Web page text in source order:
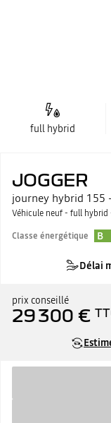
full hybrid
JOGGER
journey hybrid 155
Véhicule neuf - full
Classe énergétique
B
Délai
prix conseillé
29 300 €